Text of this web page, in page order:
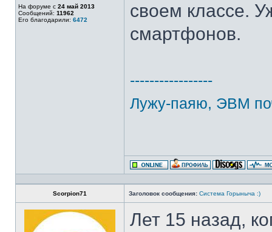
На форуме с 24 май 2013
Сообщений: 11962
Его благодарили: 6472
своем классе.
смартфонов.
-----------------
Лужу-паяю, ЭВМ
Scorpion71 Заголовок сообщения: Система Горыныча :)
Лет 15 назад,